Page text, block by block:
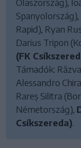
Olaszország),
Rapid), Ryan
Darius Tripon
(FK
Támadók:
Alessandro
Rareș Silitra
Németország),
Csíkszereda).